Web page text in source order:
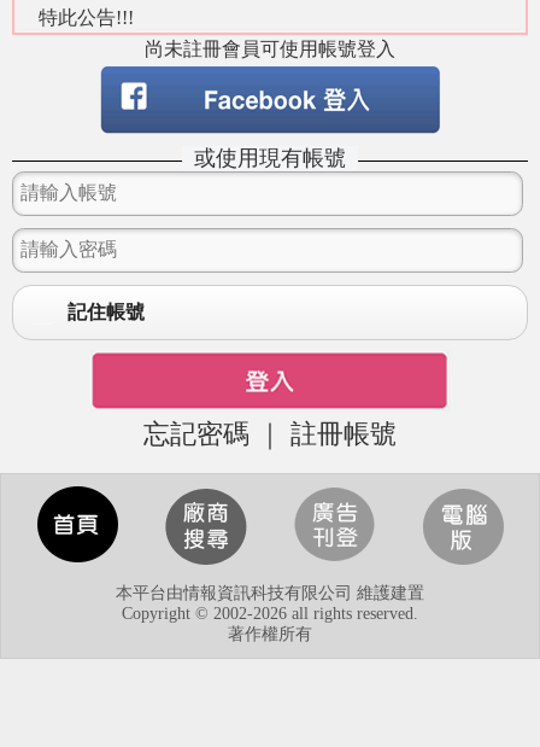
特此公告!!!
尚未註冊會員可使用帳號登入
或使用現有帳號
記住帳號
忘記密碼 ｜ 註冊帳號
本平台由情報資訊科技有限公司 維護建置
Copyright © 2002-2026 all rights reserved.
著作權所有